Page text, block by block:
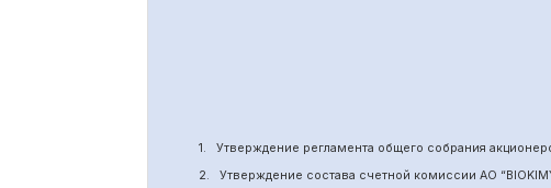
1. Утверждение регламента общего собрания
2.
Утверждение состава счетной комиссии АО